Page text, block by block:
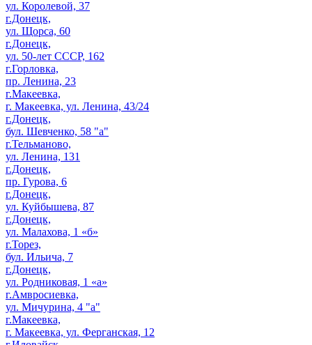
ул. Королевой, 37
г.Донецк,
ул. Щорса, 60
г.Донецк,
ул. 50-лет СССР, 162
г.Горловка,
пр. Ленина, 23
г.Макеевка,
г. Макеевка, ул. Ленина, 43/24
г.Донецк,
бул. Шевченко, 58 "а"
г.Тельманово,
ул. Ленина, 131
г.Донецк,
пр. Гурова, 6
г.Донецк,
ул. Куйбышева, 87
г.Донецк,
ул. Малахова, 1 «б»
г.Торез,
бул. Ильича, 7
г.Донецк,
ул. Родниковая, 1 «а»
г.Амвросиевка,
ул. Мичурина, 4 "а"
г.Макеевка,
г. Макеевка, ул. Ферганская, 12